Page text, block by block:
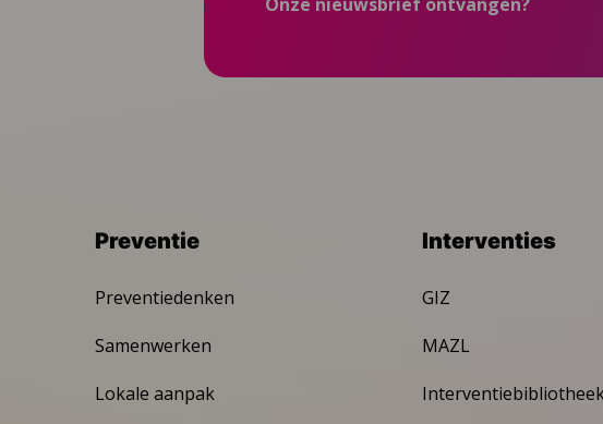
Preventie
Preventiedenken
Samenwerken
Lokale aanpak
Interventies
GIZ
MAZL